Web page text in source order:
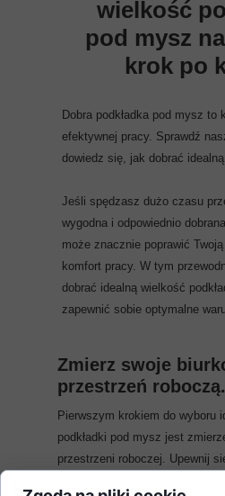
wielkość
pod mysz
krok po
Dobra podkładka pod mysz to
efektywnej pracy. Sprawdź
dowiedz się, jak dobrać
Jeśli spędzasz dużo czasu
wygodna i odpowiednio
może znacznie poprawić
komfort pracy. W tym
dobrać idealną wielkość
zapewnić sobie optymalne
Zmierz swoje
przestrzeń roboczą.
Pierwszym krokiem do wyboru
podkładki pod mysz jest
przestrzeni roboczej. Upewnij